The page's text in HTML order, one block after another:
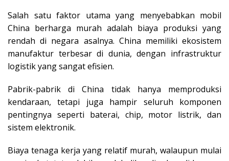
Salah satu faktor utama yang menyebabkan mobil
China berharga murah adalah biaya produksi yang
rendah di negara asalnya. China memiliki ekosistem
manufaktur terbesar di dunia, dengan infrastruktur
logistik yang sangat efisien.
Pabrik-pabrik di China tidak hanya memproduksi
kendaraan, tetapi juga hampir seluruh komponen
pentingnya seperti baterai, chip, motor listrik, dan
sistem elektronik.
Biaya tenaga kerja yang relatif murah, walaupun mulai